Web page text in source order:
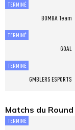
TERMINÉ
BOMBA Team
TERMINÉ
GOAL
TERMINÉ
GMBLERS ESPORTS
Matchs du Round
TERMINÉ